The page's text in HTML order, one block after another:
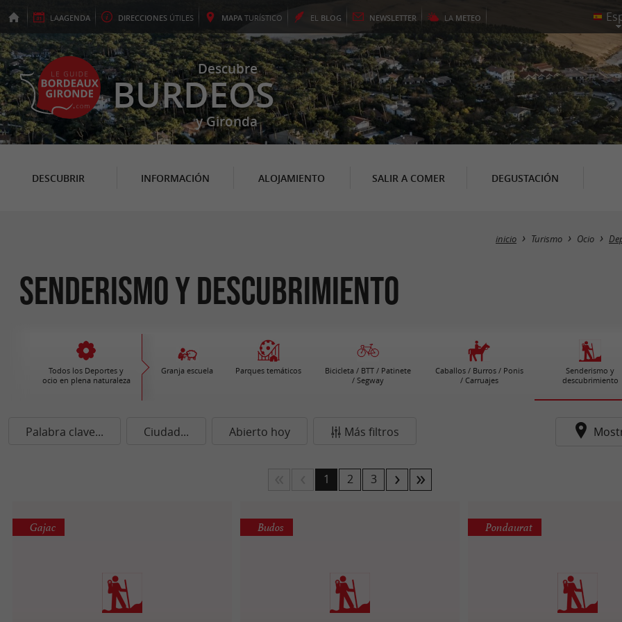
LAAGENDA DIRECCIONES ÚTILES MAPA TURÍSTICO EL BLOG NEWSLETTER LA METEO
Descubre
BURDEOS
y Gironda
DESCUBRIR INFORMACIÓN ALOJAMIENTO SALIR A COMER DEGUSTACIÓN
inicio Turismo Ocio
Senderismo y descubrimiento
Todos los Deportes y
ocio en plena naturaleza
Granja escuela Parques temáticos
Bicicleta / BTT / Patinete
/ Segway
Caballos / Burros / Ponis
/ Carruajes
Senderismo y
descubrimiento
Palabra clave... Ciudad... Abierto hoy Más filtros
1 2 3
Gajac Budos Pondaurat